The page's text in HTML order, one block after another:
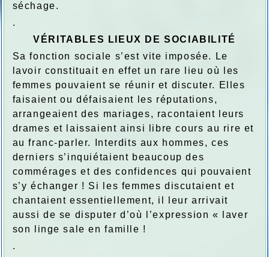
séchage.
.
VÉRITABLES LIEUX DE SOCIABILITÉ
Sa fonction sociale s’est vite imposée. Le
lavoir constituait en effet un rare lieu où les
femmes pouvaient se réunir et discuter. Elles
faisaient ou défaisaient les réputations,
arrangeaient des mariages, racontaient leurs
drames et laissaient ainsi libre cours au rire et
au franc-parler. Interdits aux hommes, ces
derniers s’inquiétaient beaucoup des
commérages et des confidences qui pouvaient
s’y échanger ! Si les femmes discutaient et
chantaient essentiellement, il leur arrivait
aussi de se disputer d’où l’expression « laver
son linge sale en famille !
.